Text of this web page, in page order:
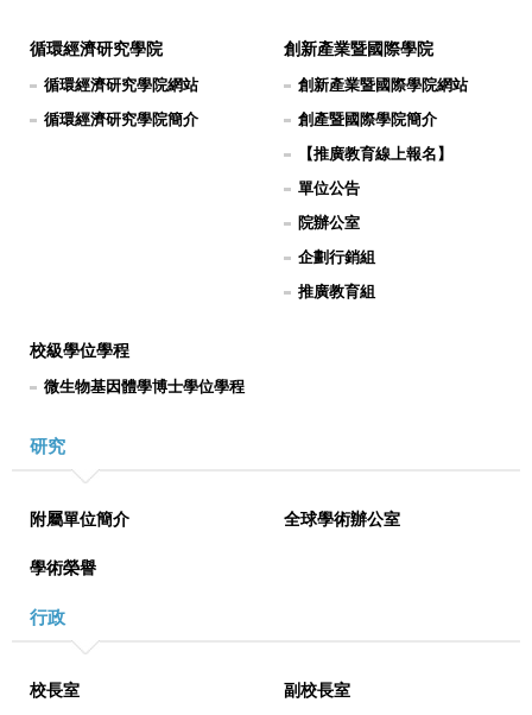
循環經濟研究學院
循環經濟研究學院網站
循環經濟研究學院簡介
創新產業暨國際學院
創新產業暨國際學院網站
創產暨國際學院簡介
【推廣教育線上報名】
單位公告
院辦公室
企劃行銷組
推廣教育組
校級學位學程
微生物基因體學博士學位學程
研究
附屬單位簡介 全球學術辦公室
學術榮譽
行政
校長室 副校長室